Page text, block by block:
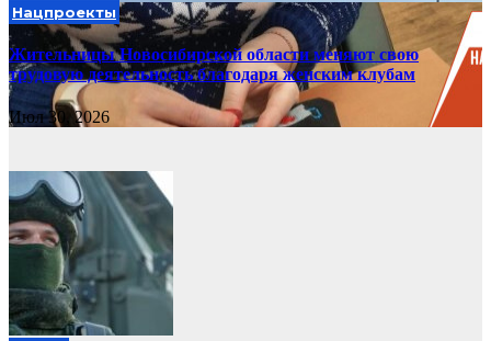
Нацпроекты
Жительницы Новосибирской области меняют свою
трудовую деятельность благодаря женским клубам
Июл 30, 2026